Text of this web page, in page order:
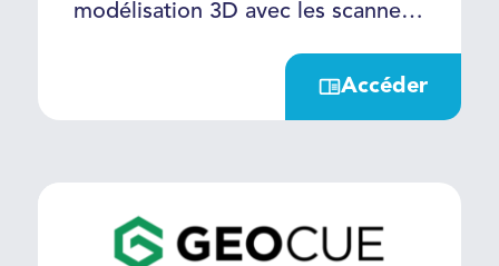
modélisation 3D avec les scanners
présenté par Hervé Wysocinski
(Responsable technique). Trois
scanners laser 3D portables SLAM,
et précisément l'environnement en
extérieur.
Accéder